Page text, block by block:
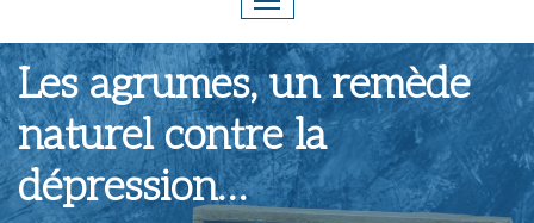
Les agrumes, un remède
naturel contre la
dépression…